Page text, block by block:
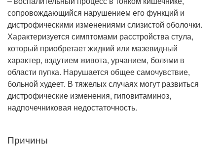
Прием врача-стоматолога
Прием врача-кардиолога
Рентгенология
сопровождающийся нарушением его функций и
дистрофическими изменениями слизистой оболочки.
Характеризуется симптомами расстройства стула,
который приобретает жидкий или мазевидный
характер, вздутием живота, урчанием, болями в
области пупка. Нарушается общее самочувствие,
больной худеет. В тяжелых случаях могут развиться
дистрофические изменения, гиповитаминоз,
надпочечниковая недостаточность.
Причины